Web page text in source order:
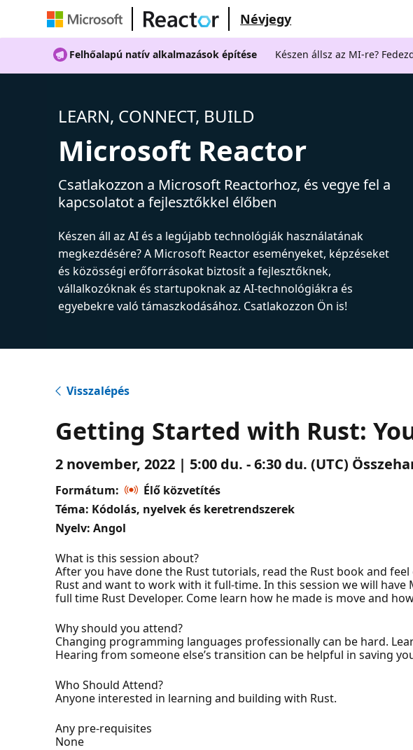
Névjegy
Felhőalapú natív alkalmazások építése Készen állsz az MI-re?
LEARN, CONNECT, BUILD
Microsoft Reactor
Csatlakozzon a Microsoft Reactorhoz, és vegye fel a
kapcsolatot a fejlesztőkkel élőben
Készen áll az AI és a legújabb technológiák használatának
megkezdésére? A Microsoft Reactor eseményeket, képzéseket
és közösségi erőforrásokat biztosít a fejlesztőknek,
vállalkozóknak és startupoknak az AI-technológiákra és
egyebekre való támaszkodásához. Csatlakozzon Ön is!
Visszalépés
Getting Started with Rust:
2 november, 2022 | 5:00 du. - 6:30 du. (UTC)
Formátum:
Élő közvetítés
Téma: Kódolás, nyelvek és keretrendszerek
Nyelv: Angol
What is this session about?
After you have done the Rust tutorials, read the Rust book and
Rust and want to work with it full-time. In this session we will
full time Rust Developer. Come learn how he made is move and
Why should you attend?
Changing programming languages professionally can be hard.
Hearing from someone else’s transition can be helpful in saving
Who Should Attend?
Anyone interested in learning and building with Rust.
Any pre-requisites
None